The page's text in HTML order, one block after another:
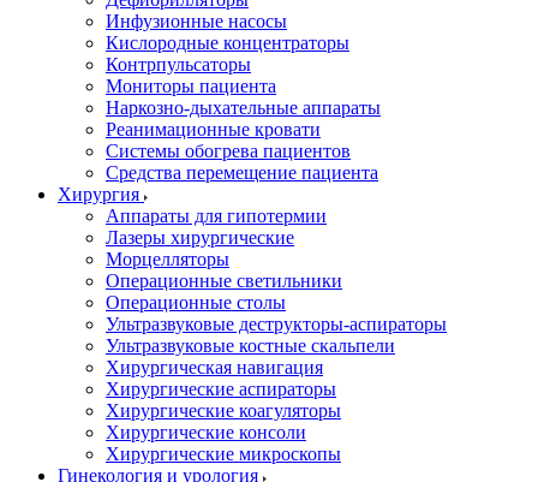
Инфузионные насосы
Кислородные концентраторы
Контрпульсаторы
Мониторы пациента
Наркозно-дыхательные аппараты
Реанимационные кровати
Системы обогрева пациентов
Средства перемещение пациента
Хирургия
Аппараты для гипотермии
Лазеры хирургические
Морцелляторы
Операционные светильники
Операционные столы
Ультразвуковые деструкторы-аспираторы
Ультразвуковые костные скальпели
Хирургическая навигация
Хирургические аспираторы
Хирургические коагуляторы
Хирургические консоли
Хирургические микроскопы
Гинекология и урология